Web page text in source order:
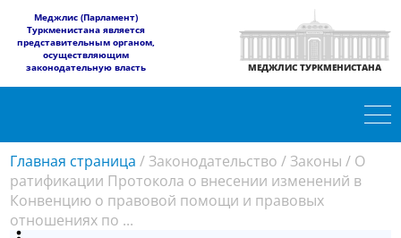
​Меджлис (Парламент)
Туркменистана является
представительным органом,
осуществляющим
законодательную власть
МЕДЖЛИС ТУРКМЕНИСТАНА
Главная страница / Законодательство / Законы / О
ратификации Протокола о внесении изменений в
Конвенцию о правовой помощи и правовых
отношениях по ...